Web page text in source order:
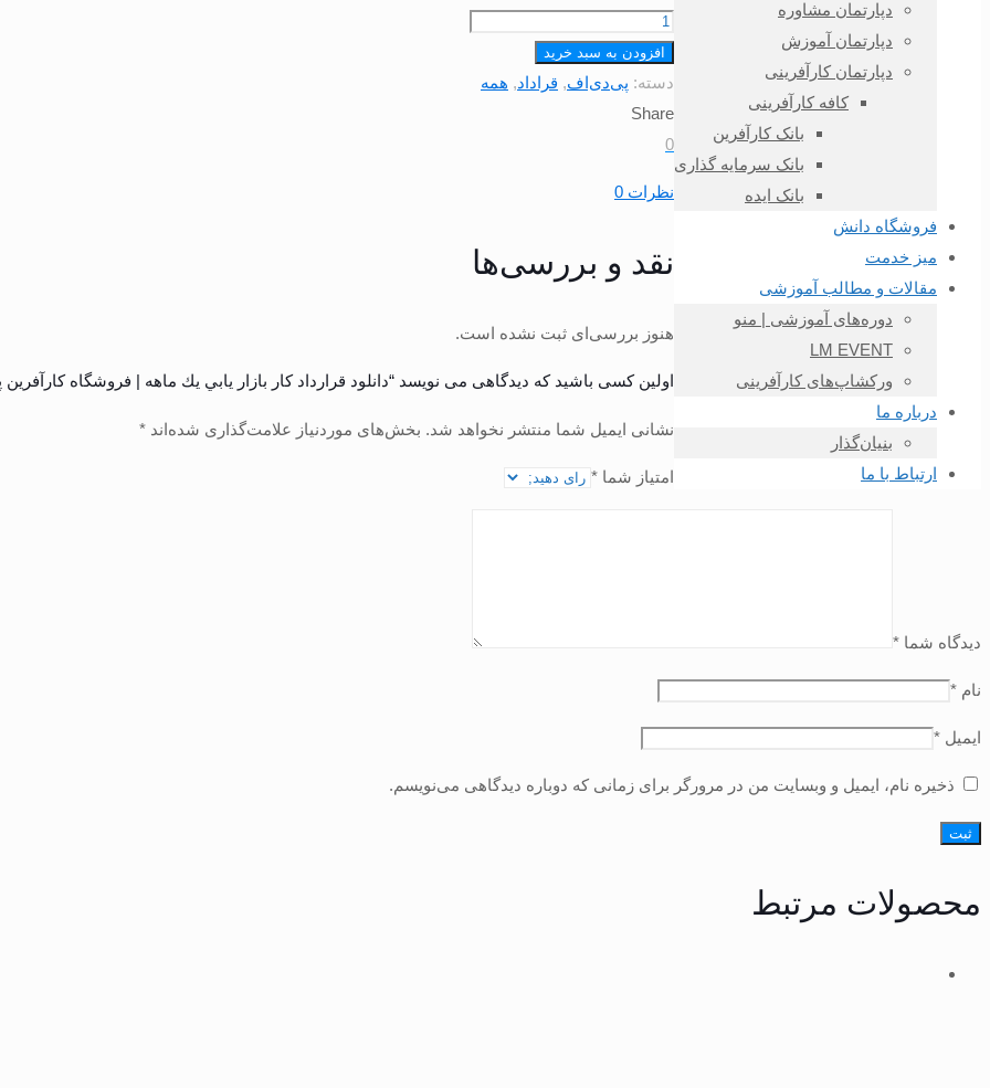
دپارتمان مشاوره
دپارتمان آموزش
دپارتمان کارآفرینی
کافه کارآفرینی
بانک کارآفرین
بانک سرمایه گذاری
بانک ایده
فروشگاه دانش
میز خدمت
مقالات و مطالب آموزشی
دوره‌های آموزشی | منو
LM EVENT
ورکشاپ‌های کارآفرینی
درباره ما
بنیان‌گذار
ارتباط با ما
بود.
دانلود
قرارداد
كار
بازار
يابي
ماهه
فروشگاه
پویا
افزودن به سبد خرید
دسته: پی‌دی‌اف, قراداد, همه
Share
0
نظرات 0
نقد و بررسی‌ها
هنوز بررسی‌ای ثبت نشده است.
اولین کسی باشید که دیدگاهی می نویسد “دانلود قرارداد كار بازار يابي يك ماهه | فروشگاه کارآفرین
نشانی ایمیل شما منتشر نخواهد شد. بخش‌های موردنیاز علامت‌گذاری شده‌اند *
امتیاز شما *
دیدگاه شما *
نام *
ایمیل *
ذخیره نام، ایمیل و وبسایت من در مرورگر برای زمانی که دوباره دیدگاهی می‌نویسم.
محصولات مرتبط